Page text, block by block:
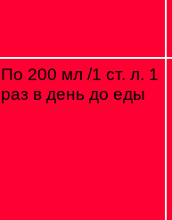
По 200 мл /1 ст. л. 1
раз в день до еды